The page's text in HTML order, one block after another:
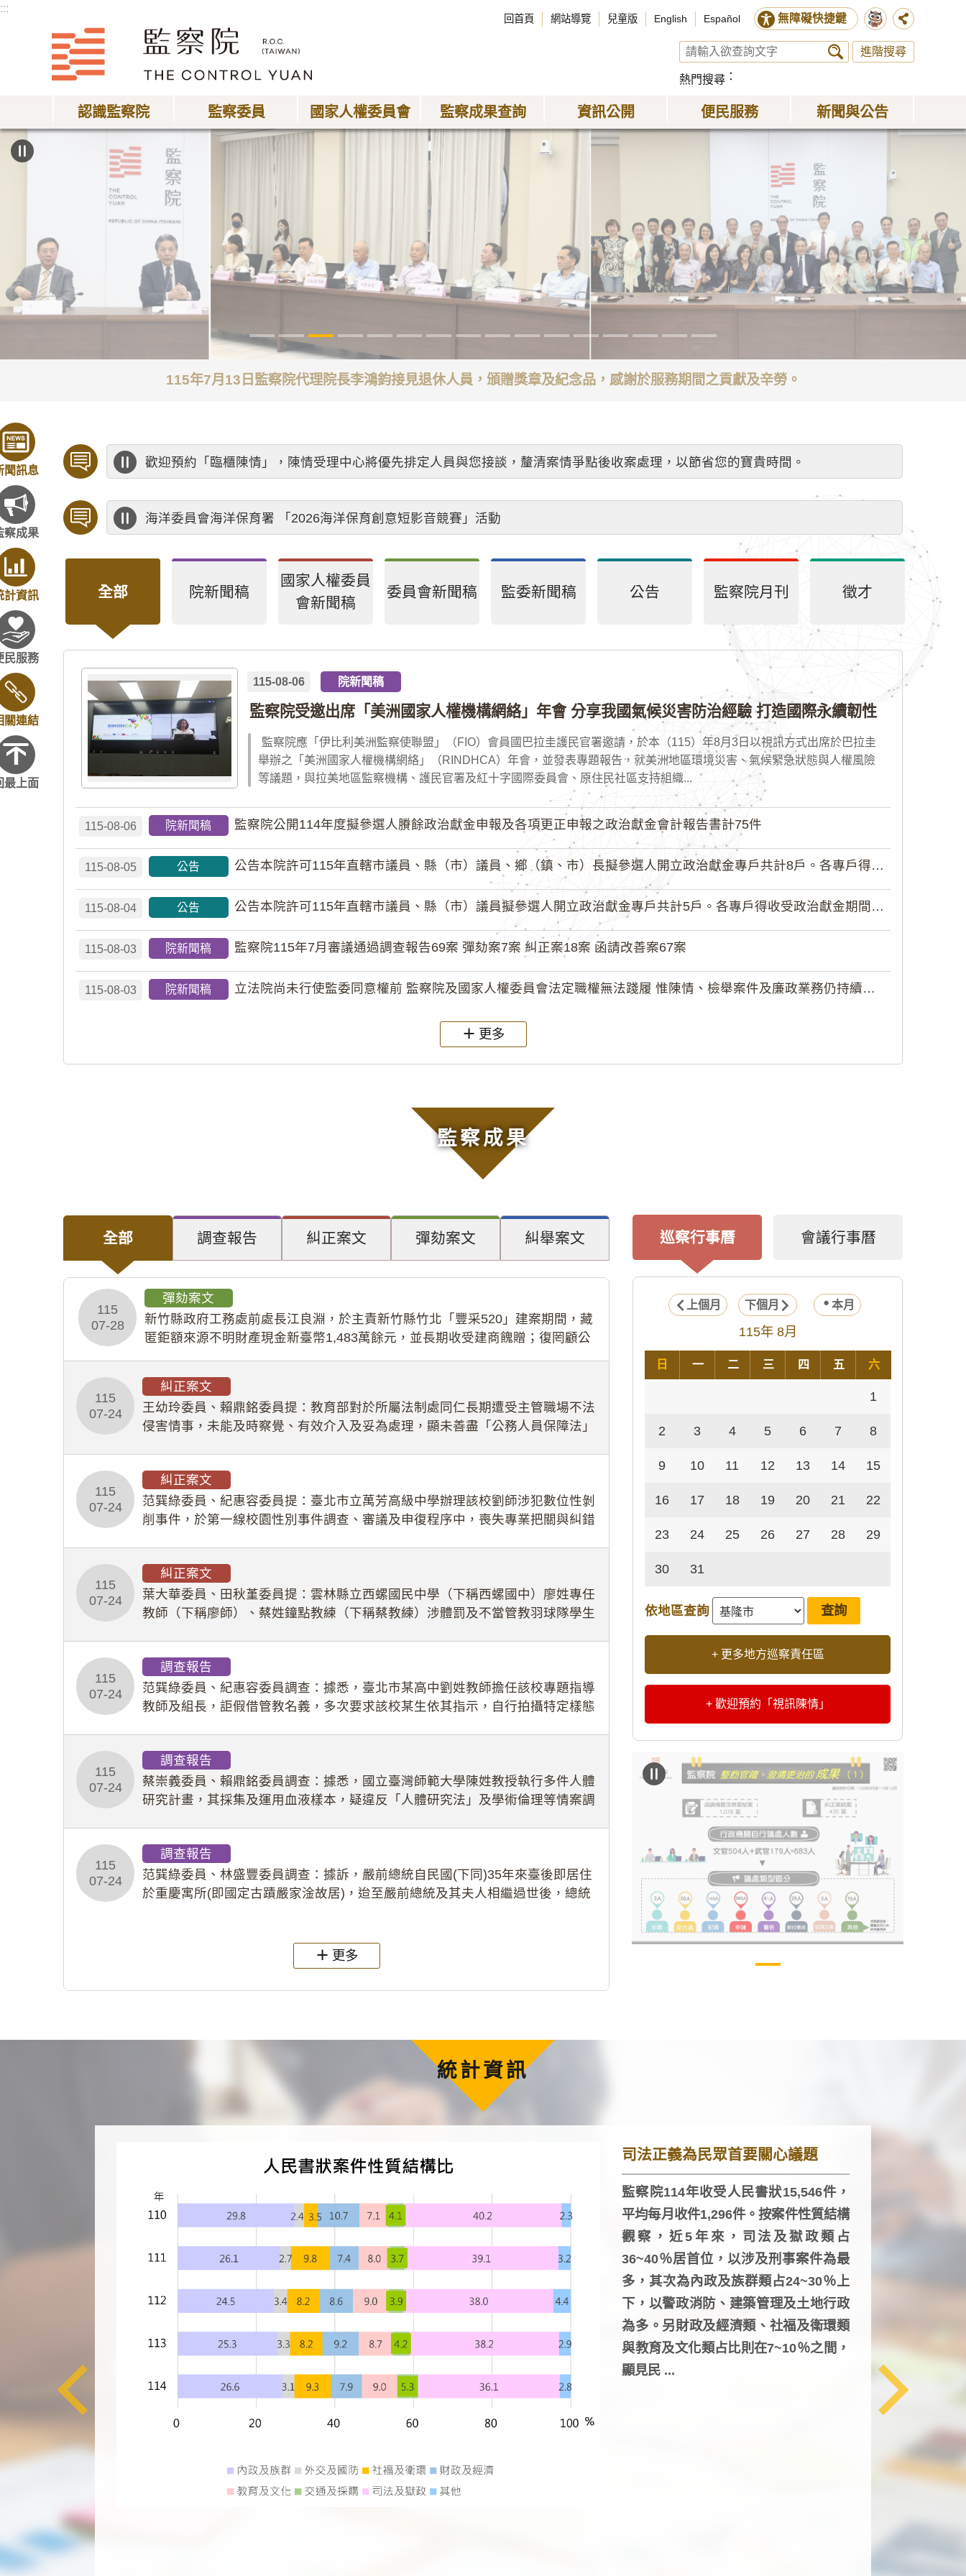
:::
回首頁 網站導覽 兒童版 English Español 無障礙快捷鍵
進階搜尋
熱門搜尋
認識監察院 監察委員 國家人權委員會 監察成果查詢 資訊公開 便民服務 新聞與公告
:::
115年7月13日監察院代理院長李鴻鈞接見退休人員，頒贈獎章及紀念品，感謝於服務期間之貢獻及辛勞。
聞訊息
察成果
計資訊
民服務
關連結
最上面
歡迎預約「臨櫃陳情」，陳情受理中心將優先排定人員與您接談，釐清案情爭點後收案處理，以節省您的寶貴時間。
海洋委員會海洋保育署 「2026海洋保育創意短影音競賽」活動
全部 院新聞稿
國家人權委員
會新聞稿
委員會新聞稿 監委新聞稿 公告 監察院月刊 徵才
監察院受邀出席「美洲國家人權機構網絡」年會 分享我國氣候災害防治經驗 打造國際永續韌性
115-08-06 院新聞稿
監察院應「伊比利美洲監察使聯盟」（FIO）會員國巴拉圭護民官署邀請，於本（115）年8月3日以視訊方式出席於巴拉圭
舉辦之「美洲國家人權機構網絡」（RINDHCA）年會，並發表專題報告，就美洲地區環境災害、氣候緊急狀態與人權風險
等議題，與拉美地區監察機構、護民官署及紅十字國際委員會、原住民社區支持組織...
115-08-06 院新聞稿 監察院公開114年度擬參選人賸餘政治獻金申報及各項更正申報之政治獻金會計報告書計75件
115-08-05 公告 公告本院許可115年直轄市議員、縣（市）議員、鄉（鎮、市）長擬參選人開立政治獻金專戶共計8戶。各專戶得收受...
115-08-04 公告 公告本院許可115年直轄市議員、縣（市）議員擬參選人開立政治獻金專戶共計5戶。各專戶得收受政治獻金期間為自...
115-08-03 院新聞稿 監察院115年7月審議通過調查報告69案 彈劾案7案 糾正案18案 函請改善案67案
115-08-03 院新聞稿 立法院尚未行使監委同意權前 監察院及國家人權委員會法定職權無法踐履 惟陳情、檢舉案件及廉政業務仍持續受理
更多
監察成果
全部 調查報告 糾正案文 彈劾案文 糾舉案文
115
07-28
彈劾案文
新竹縣政府工務處前處長江良淵，於主責新竹縣竹北「豐采520」建案期間，藏
匿鉅額來源不明財產現金新臺幣1,483萬餘元，並長期收受建商餽贈；復罔顧公
115
07-24
糾正案文
王幼玲委員、賴鼎銘委員提：教育部對於所屬法制處同仁長期遭受主管職場不法
侵害情事，未能及時察覺、有效介入及妥為處理，顯未善盡「公務人員保障法」
115
07-24
糾正案文
范巽綠委員、紀惠容委員提：臺北市立萬芳高級中學辦理該校劉師涉犯數位性剝
削事件，於第一線校園性別事件調查、審議及申復程序中，喪失專業把關與糾錯
115
07-24
糾正案文
葉大華委員、田秋堇委員提：雲林縣立西螺國民中學（下稱西螺國中）廖姓專任
教師（下稱廖師）、蔡姓鐘點教練（下稱蔡教練）涉體罰及不當管教羽球隊學生
115
07-24
調查報告
范巽綠委員、紀惠容委員調查：據悉，臺北市某高中劉姓教師擔任該校專題指導
教師及組長，詎假借管教名義，多次要求該校某生依其指示，自行拍攝特定樣態
115
07-24
調查報告
蔡崇義委員、賴鼎銘委員調查：據悉，國立臺灣師範大學陳姓教授執行多件人體
研究計畫，其採集及運用血液樣本，疑違反「人體研究法」及學術倫理等情案調
115
07-24
調查報告
范巽綠委員、林盛豐委員調查：據訴，嚴前總統自民國(下同)35年來臺後即居住
於重慶寓所(即國定古蹟嚴家淦故居)，迨至嚴前總統及其夫人相繼過世後，總統
更多
巡察行事曆 會議行事曆
上個月 下個月 本月
115年 8月
日 一 二 三 四 五 六
1
2 3 4 5 6 7 8
9 10 11 12 13 14 15
16 17 18 19 20 21 22
23 24 25 26 27 28 29
30 31
依地區查詢
+ 更多地方巡察責任區
+ 歡迎預約「視訊陳情」
統計資訊
司法正義為民眾首要關心議題
監察院114年收受人民書狀15,546件，
平均每月收件1,296件。按案件性質結構
觀察，近5年來，司法及獄政類占
36~40％居首位，以涉及刑事案件為最
多，其次為內政及族群類占24~30％上
下，以警政消防、建築管理及土地行政
為多。另財政及經濟類、社福及衛環類
與教育及文化類占比則在7~10％之間，
顯見民 ...